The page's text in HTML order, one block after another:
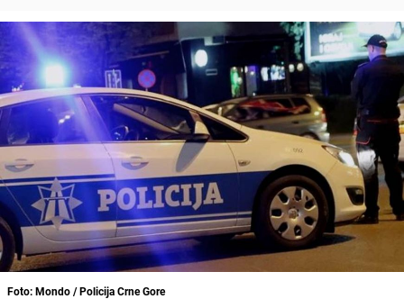
Foto: Mondo / Policija Crne Gore